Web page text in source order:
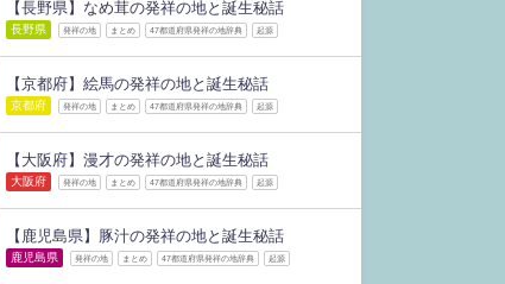
【長野県】なめ茸の発祥の地と誕生秘話
長野県 発祥の地 まとめ 47都道府県発祥の地辞典 起源
【京都府】絵馬の発祥の地と誕生秘話
京都府 発祥の地 まとめ 47都道府県発祥の地辞典 起源
【大阪府】漫才の発祥の地と誕生秘話
大阪府 発祥の地 まとめ 47都道府県発祥の地辞典 起源
【鹿児島県】豚汁の発祥の地と誕生秘話
鹿児島県 発祥の地 まとめ 47都道府県発祥の地辞典 起源